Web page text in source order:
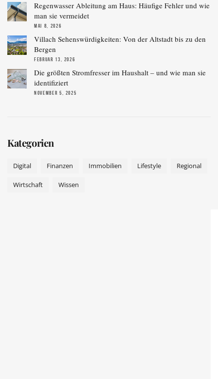
Regenwasser Ableitung am Haus: Häufige Fehler und wie
man sie vermeidet
MAI 8, 2026
Villach Sehenswürdigkeiten: Von der Altstadt bis zu den
Bergen
FEBRUAR 13, 2026
Die größten Stromfresser im Haushalt – und wie man sie
identifiziert
NOVEMBER 5, 2025
Kategorien
Digital Finanzen Immobilien Lifestyle Regional
Wirtschaft Wissen